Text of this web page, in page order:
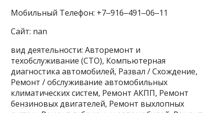
Мобильный Телефон: +7‒916‒491‒06‒11
Сайт: nan
вид деятельности: Авторемонт и
техобслуживание (СТО), Компьютерная
диагностика автомобилей, Развал / Схождение,
Ремонт / обслуживание автомобильных
климатических систем, Ремонт АКПП, Ремонт
бензиновых двигателей, Ремонт выхлопных